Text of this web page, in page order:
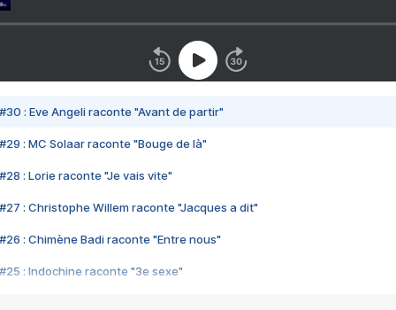
#30 : Eve Angeli raconte "Avant de partir"
#29 : MC Solaar raconte "Bouge de là"
#28 : Lorie raconte "Je vais vite"
#27 : Christophe Willem raconte "Jacques a dit"
#26 : Chimène Badi raconte "Entre nous"
#25 : Indochine raconte "3e sexe"